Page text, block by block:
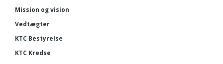
Mission og vision
Vedtægter
KTC Bestyrelse
KTC Kredse